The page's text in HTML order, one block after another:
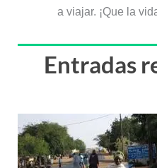
a viajar. ¡Que la
Entradas